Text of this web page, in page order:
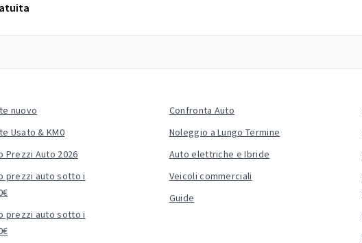
nuovo
Usato & KM0
Prezzi Auto 2026
prezzi auto sotto i
prezzi auto sotto i
Confronta Auto
Noleggio a Lungo Termine
Auto elettriche e Ibride
Veicoli commerciali
Guide